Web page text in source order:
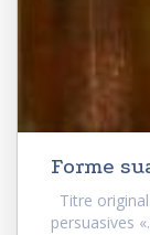
Forme
Titre
persuasives